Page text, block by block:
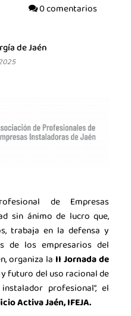
0 comentarios
de Jaén
de Empresas
sin ánimo de lucro que,
trabaja en la defensa y
de los empresarios del
organiza la II Jornada de
y futuro del uso racional de
profesional”, el
Activa Jaén, IFEJA.